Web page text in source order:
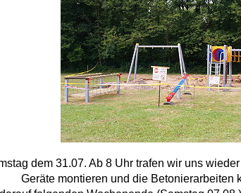
dem 31.07. Ab 8 Uhr trafen wir uns
Geräte montieren und die Betonierarbeiten